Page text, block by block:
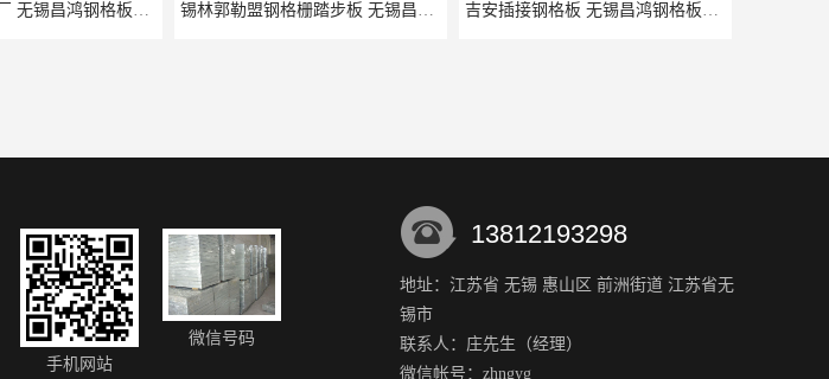
揭阳整流格栅厂 无锡昌鸿钢格板有限公司 锡林郭勒盟钢格栅踏步板 无锡昌鸿钢格板有限公司 吉安插接钢格板 无锡昌鸿钢格板有限公司
庆阳镀锌钢格板 使用方便 表面干净整洁
手机网站
微信号码
13812193298
地址：江苏省 无锡 惠山区 前洲街道 江苏省无
锡市
联系人：庄先生 （经理）
微信帐号：zhngyg